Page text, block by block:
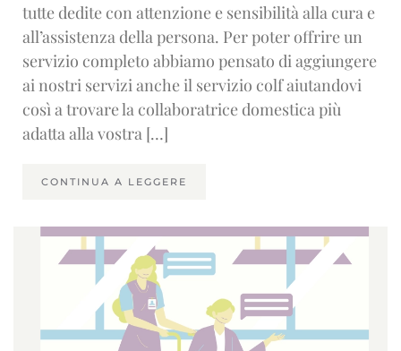
tutte dedite con attenzione e sensibilità alla cura e
all’assistenza della persona. Per poter offrire un
servizio completo abbiamo pensato di aggiungere
ai nostri servizi anche il servizio colf aiutandovi
così a trovare la collaboratrice domestica più
adatta alla vostra […]
CONTINUA A LEGGERE